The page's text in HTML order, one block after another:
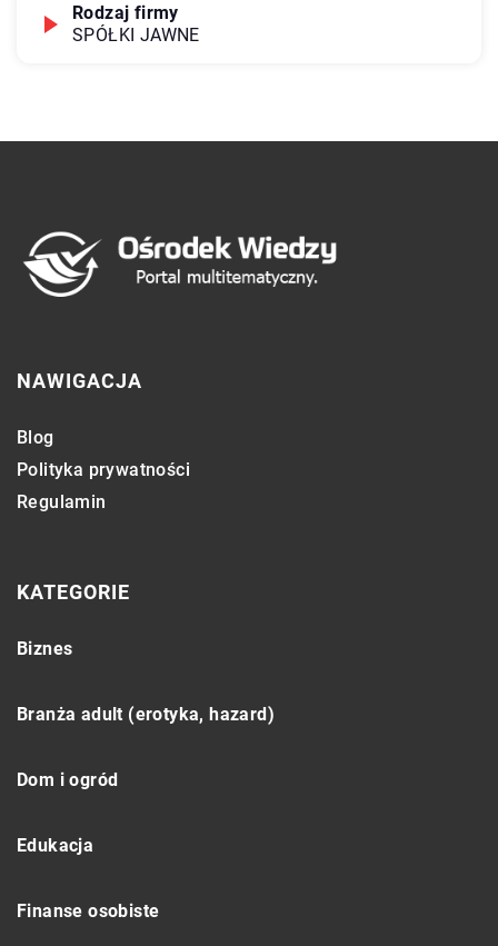
Rodzaj firmy
SPÓŁKI JAWNE
NAWIGACJA
Blog
Polityka prywatności
Regulamin
KATEGORIE
Biznes
Branża adult (erotyka, hazard)
Dom i ogród
Edukacja
Finanse osobiste